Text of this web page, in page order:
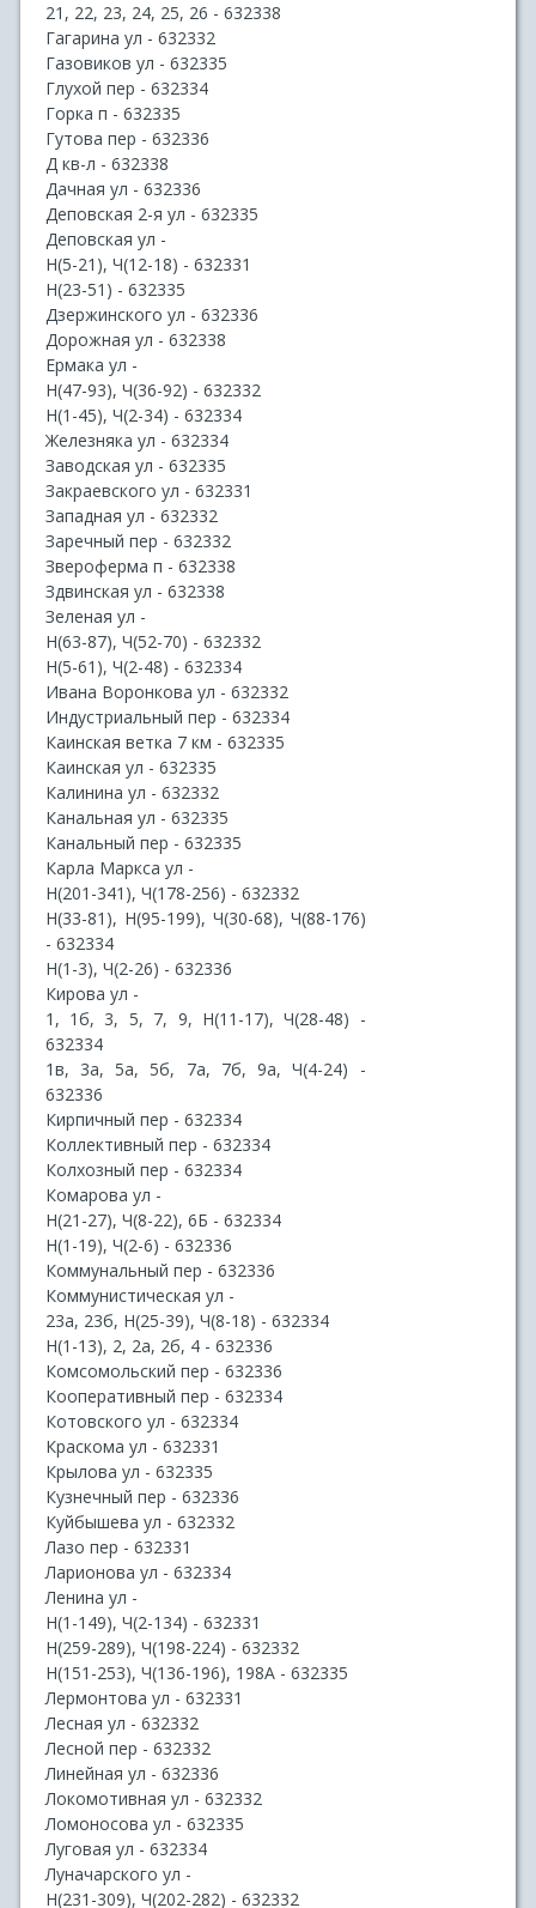
21, 22, 23, 24, 25, 26 - 632338
Гагарина ул - 632332
Газовиков ул - 632335
Глухой пер - 632334
Горка п - 632335
Гутова пер - 632336
Д кв-л - 632338
Дачная ул - 632336
Деповская 2-я ул - 632335
Деповская ул -
Н(5-21), Ч(12-18) - 632331
Н(23-51) - 632335
Дзержинского ул - 632336
Дорожная ул - 632338
Ермака ул -
Н(47-93), Ч(36-92) - 632332
Н(1-45), Ч(2-34) - 632334
Железняка ул - 632334
Заводская ул - 632335
Закраевского ул - 632331
Западная ул - 632332
Заречный пер - 632332
Звероферма п - 632338
Здвинская ул - 632338
Зеленая ул -
Н(63-87), Ч(52-70) - 632332
Н(5-61), Ч(2-48) - 632334
Ивана Воронкова ул - 632332
Индустриальный пер - 632334
Каинская ветка 7 км - 632335
Каинская ул - 632335
Калинина ул - 632332
Канальная ул - 632335
Канальный пер - 632335
Карла Маркса ул -
Н(201-341), Ч(178-256) - 632332
Н(33-81), Н(95-199), Ч(30-68), Ч(88-176)
- 632334
Н(1-3), Ч(2-26) - 632336
Кирова ул -
1, 1б, 3, 5, 7, 9, Н(11-17), Ч(28-48) -
632334
1в, 3а, 5а, 5б, 7а, 7б, 9а, Ч(4-24) -
632336
Кирпичный пер - 632334
Коллективный пер - 632334
Колхозный пер - 632334
Комарова ул -
Н(21-27), Ч(8-22), 6Б - 632334
Н(1-19), Ч(2-6) - 632336
Коммунальный пер - 632336
Коммунистическая ул -
23а, 23б, Н(25-39), Ч(8-18) - 632334
Н(1-13), 2, 2а, 2б, 4 - 632336
Комсомольский пер - 632336
Кооперативный пер - 632334
Котовского ул - 632334
Краскома ул - 632331
Крылова ул - 632335
Кузнечный пер - 632336
Куйбышева ул - 632332
Лазо пер - 632331
Ларионова ул - 632334
Ленина ул -
Н(1-149), Ч(2-134) - 632331
Н(259-289), Ч(198-224) - 632332
Н(151-253), Ч(136-196), 198А - 632335
Лермонтова ул - 632331
Лесная ул - 632332
Лесной пер - 632332
Линейная ул - 632336
Локомотивная ул - 632332
Ломоносова ул - 632335
Луговая ул - 632334
Луначарского ул -
Н(231-309), Ч(202-282) - 632332